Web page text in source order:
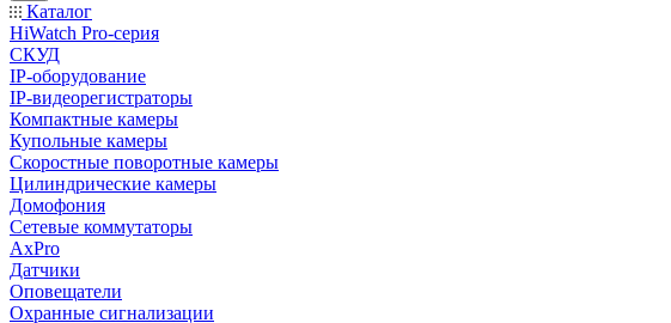
Каталог
HiWatch Pro-серия
CКУД
IP-оборудование
IP-видеорегистраторы
Компактные камеры
Купольные камеры
Скоростные поворотные камеры
Цилиндрические камеры
Домофония
Сетевые коммутаторы
AxPro
Датчики
Оповещатели
Охранные сигнализации